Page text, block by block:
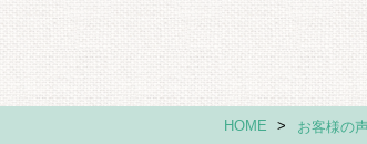
HOME > お客様の